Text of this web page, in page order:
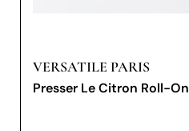
VERSATILE PARIS
Presser Le Citron Roll-On